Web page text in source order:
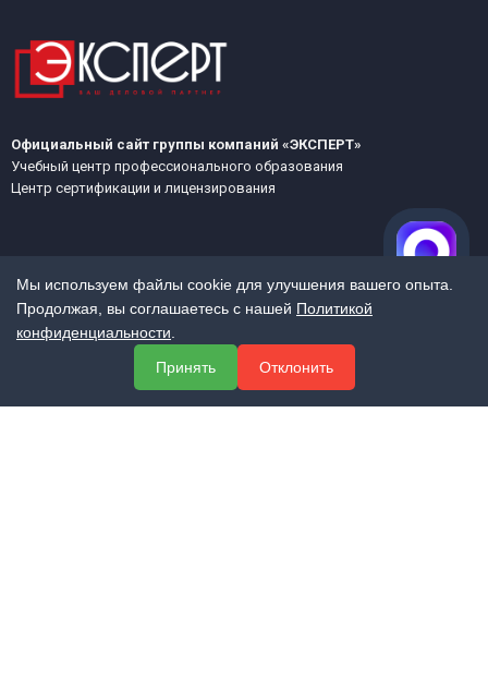
Официальный сайт группы компаний «ЭКСПЕРТ»
Учебный центр профессионального образования
Центр сертификации и лицензирования
МЕНЮ
Мы используем файлы cookie для улучшения вашего опыта.
Продолжая, вы соглашаетесь с нашей Политикой
конфиденциальности
Принять
Отклонить